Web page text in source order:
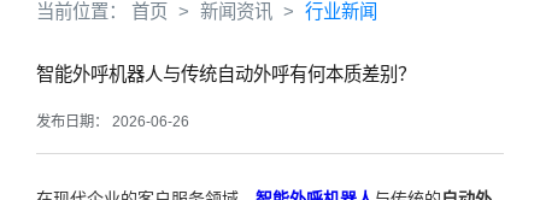
当前位置： 首页 > 新闻资讯 > 行业新闻
智能外呼机器人与传统自动外呼有何本质差别？
发布日期： 2026-06-26